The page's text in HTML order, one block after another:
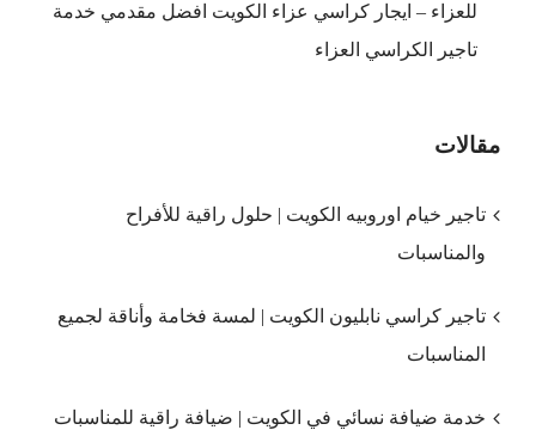
للعزاء – ايجار كراسي عزاء الكويت افضل مقدمي خدمة
تاجير الكراسي العزاء
مقالات
تاجير خيام اوروبيه الكويت | حلول راقية للأفراح
والمناسبات
تاجير كراسي نابليون الكويت | لمسة فخامة وأناقة لجميع
المناسبات
خدمة ضيافة نسائي في الكويت | ضيافة راقية للمناسبات